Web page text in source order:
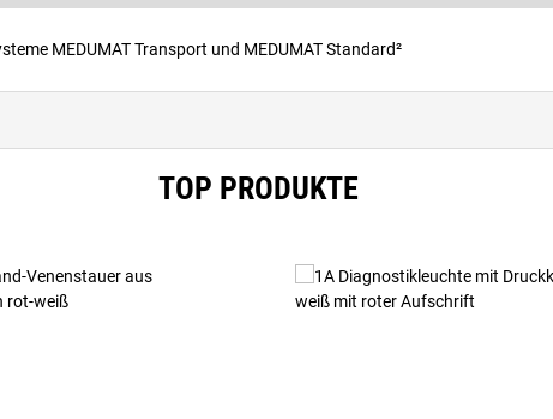
MEDUMAT Transport und MEDUMAT Standard²
TOP PRODUKTE